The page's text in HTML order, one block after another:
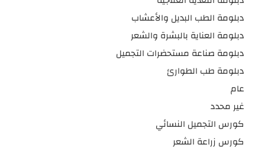
دبلومة الطب البديل والأعشاب
دبلومة العناية بالبشرة والشعر
دبلومة صناعة مستحضرات التجميل
دبلومة طب الطوارئ
عام
غير محدد
كورس التجميل النسائي
كورس زراعة الشعر